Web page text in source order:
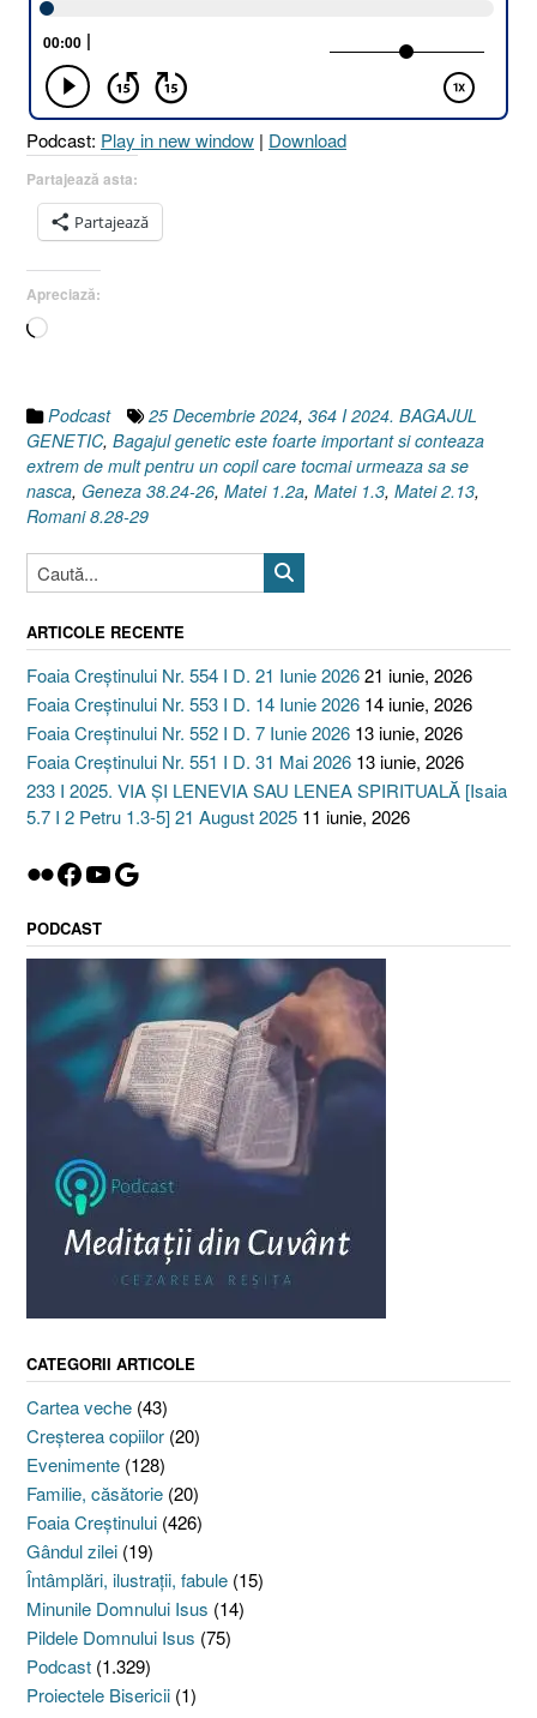
1.2a
Geneza
38.24-
26
I
Matei
2.13]
Decembrie
2024”
Podcast: Play in new window | Download
Partajează asta:
Partajează
Apreciază:
Încarc...
Podcast 25 Decembrie 2024, 364 I 2024. BAGAJUL
GENETIC, Bagajul genetic este foarte important si conteaza
extrem de mult pentru un copil care tocmai urmeaza sa se
nasca, Geneza 38.24-26, Matei 1.2a, Matei 1.3, Matei 2.13,
Romani 8.28-29
ARTICOLE RECENTE
Foaia Creștinului Nr. 554 I D. 21 Iunie 202621 iunie, 2026
Foaia Creștinului Nr. 553 I D. 14 Iunie 2026 14 iunie, 2026
Foaia Creștinului Nr. 552 I D. 7 Iunie 2026 13 iunie, 2026
Foaia Creștinului Nr. 551 I D. 31 Mai 2026 13 iunie, 2026
233 I 2025. VIA ȘI LENEVIA SAU LENEA SPIRITUALĂ [Isaia
5.7 I 2 Petru 1.3-5] 21 August 2025 11 iunie, 2026
Flickr
Facebook
YouTube
Google
PODCAST
CATEGORII ARTICOLE
Cartea veche (43)
Creşterea copiilor (20)
Evenimente (128)
Familie, căsătorie (20)
Foaia Creştinului (426)
Gândul zilei (19)
Întâmplări, ilustraţii, fabule (15)
Minunile Domnului Isus (14)
Pildele Domnului Isus (75)
Podcast (1.329)
Proiectele Bisericii (1)